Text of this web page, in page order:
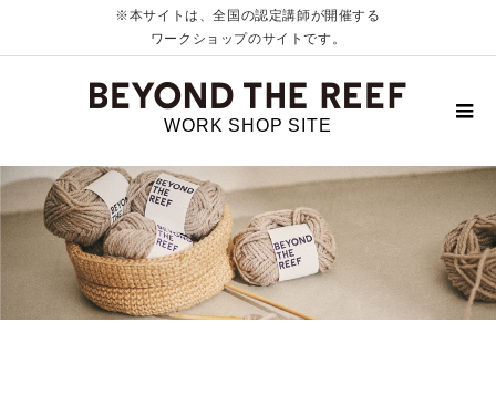
※本サイトは、全国の認定講師が開催する
ワークショップのサイトです。
WORK SHOP SITE